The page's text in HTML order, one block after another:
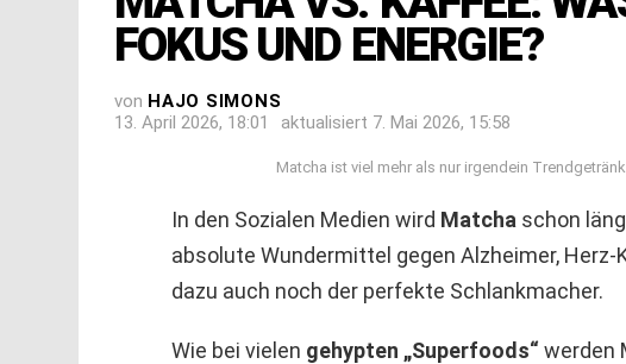
FOKUS UND ENERGIE?
von HAJO SIMONS
13. April 2026, 18:01
aktualisiert 7. Mai 2026, 15:58
Matcha ist viel mehr als nur irgendein
In den Sozialen Medien wird Matcha schon
absolute Wundermittel gegen Alzheimer, Herz-
dazu auch noch der perfekte Schlankmacher.
Wie bei vielen gehypten „Superfoods“ werden